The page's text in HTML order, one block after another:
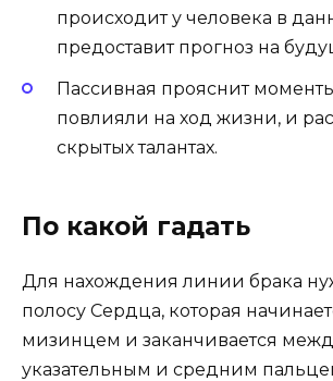
происходит у человека в
предоставит прогноз на
Пассивная прояснит
повлияли на ход жизни, и
скрытых талантах.
По какой гадать
Для нахождения линии брака
полосу Сердца, которая
мизинцем и заканчивается
указательным и средним